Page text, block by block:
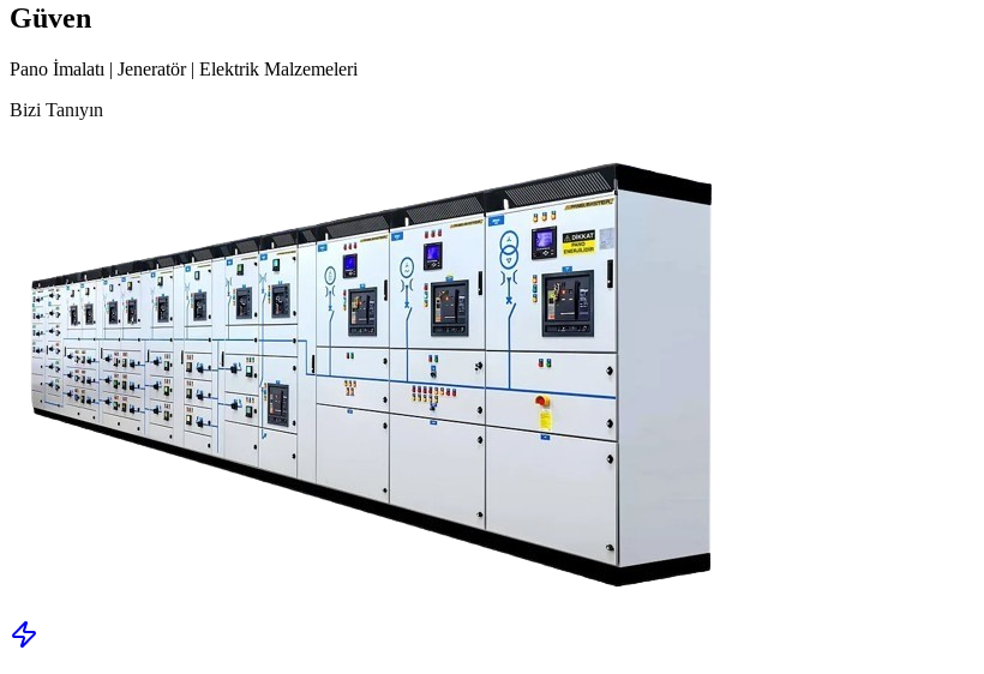
Güvenilir Çözü
Pano İmalatı | Jeneratör | Elektrik Malzemeleri
Bizi Tanıyın